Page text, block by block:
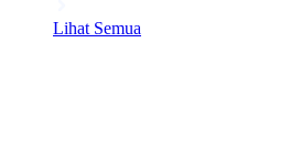
Lihat Semua